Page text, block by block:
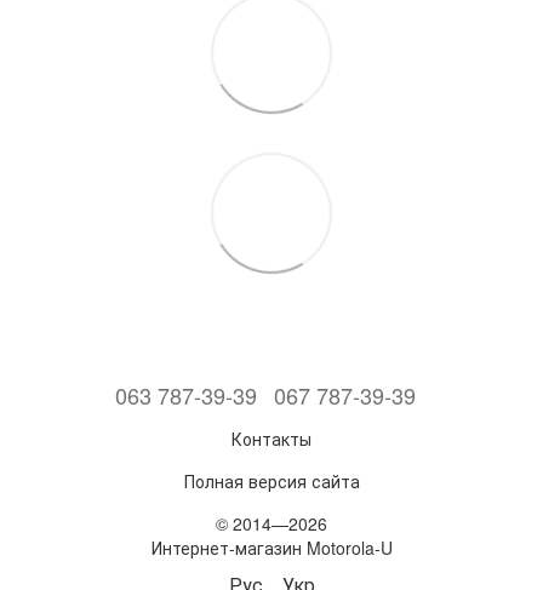
063 787-39-39 067 787-39-39
Контакты
Полная версия сайта
© 2014—2026
Интернет-магазин Motorola-U